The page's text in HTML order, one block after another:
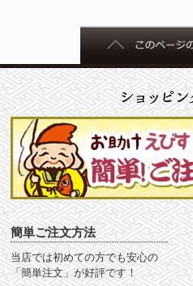
簡単ご注文方法
当店では初めての方でも安心の
「簡単注文」が好評です！